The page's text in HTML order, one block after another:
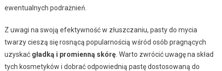
ewentualnych podrażnień.
Z uwagi na swoją efektywność w złuszczaniu, pasty do mycia
twarzy cieszą się rosnącą popularnością wśród osób pragnących
uzyskać gładką i promienną skórę. Warto zwrócić uwagę na skład
tych kosmetyków i dobrać odpowiednią pastę dostosowaną do